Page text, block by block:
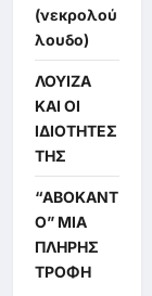
(νεκρολού
λουδο)
ΛΟΥΙΖΑ
ΚΑΙ ΟΙ
ΙΔΙΟΤΗΤΕΣ
ΤΗΣ
“ΑΒΟΚΑΝΤ
Ο” ΜΙΑ
ΠΛΗΡΗΣ
ΤΡΟΦΗ